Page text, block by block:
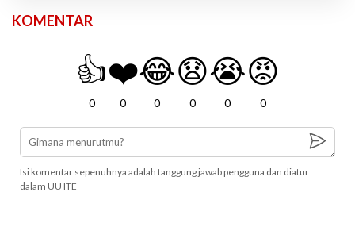
KOMENTAR
👍
0
❤️
0
😂
0
😧
0
😭
0
😡
0
Isi komentar sepenuhnya adalah tanggung jawab pengguna dan diatur
dalam UU ITE